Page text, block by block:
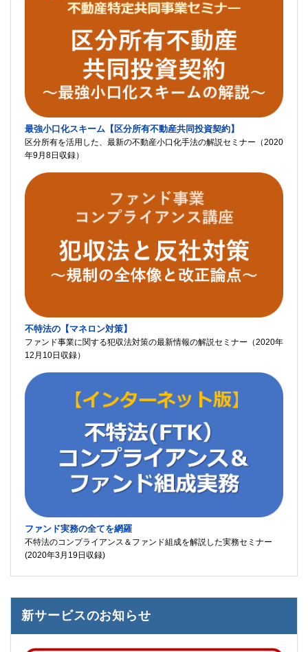
最強小口化スキーム【区分所有不動産共同投資契約】
区分所有を活用した、最新の不動産小口化手法の解説セミナー（2020
年9月8日収録）
不特法の【マネロン対策】
ファンド事業に関する犯収法対策の最新情報の解説セミナー（2020年
12月10日収録）
ファンド実務の全てを網羅
不特法のコンプライアンス＆ファンド組成を解説した実務セミナー
(2020年3月19日収録)
新サービスのお知らせ